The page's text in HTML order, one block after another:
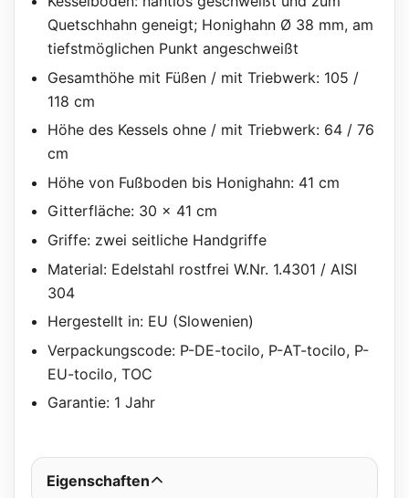
Quetschhahn geneigt; Honighahn Ø 38 mm, am
tiefstmöglichen Punkt angeschweißt
Gesamthöhe mit Füßen / mit Triebwerk: 105 /
118 cm
Höhe des Kessels ohne / mit Triebwerk: 64 / 76
cm
Höhe von Fußboden bis Honighahn: 41 cm
Gitterfläche: 30 x 41 cm
Griffe: zwei seitliche Handgriffe
Material: Edelstahl rostfrei W.Nr. 1.4301 / AISI
304
Hergestellt in: EU (Slowenien)
Verpackungscode: P-DE-tocilo, P-AT-tocilo, P-
EU-tocilo, TOC
Garantie: 1 Jahr
Eigenschaften